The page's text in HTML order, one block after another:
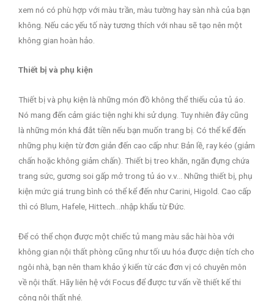
xem nó có phù hợp với màu trần, màu tường hay sàn nhà của bạn
không. Nếu các yếu tố này tương thích với nhau sẽ tạo nên một
không gian hoàn hảo.
Thiết bị và phụ kiện
Thiết bị và phụ kiện là những món đồ không thể thiếu của tủ áo.
Nó mang đến cảm giác tiện nghi khi sử dụng. Tuy nhiên đây cũng
là những món khá đắt tiền nếu bạn muốn trang bị. Có thể kể đến
những phụ kiện từ đơn giản đến cao cấp như: Bản lề, ray kéo (giảm
chấn hoặc không giảm chấn). Thiết bị treo khăn, ngăn đựng chứa
trang sức, gương soi gấp mở trong tủ áo v.v… Những thiết bị, phụ
kiện mức giá trung bình có thể kể đến như Carini, Higold. Cao cấp
thì có Blum, Hafele, Hittech…nhập khẩu từ Đức.
Để có thể chọn được một chiếc tủ mang màu sắc hài hòa với
không gian nội thất phòng cũng như tối ưu hóa được diện tích cho
ngôi nhà, bạn nên tham khảo ý kiến từ các đơn vị có chuyên môn
về nội thất. Hãy liên hệ với Focus để được tư vấn về thiết kế thi
công nội thất nhé.